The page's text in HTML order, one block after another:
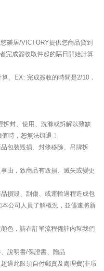
樂居/VICTORY提供您商品貨到
完成簽收取件起的隔日開始計算
。EX: 完成簽收的時間是2/10，
封、使用、洗滌或拆解以致缺
時，恕無法辦退！
包裝毀損、封條移除、吊牌拆
由，致商品有毀損、滅失或變更
損毀、刮傷、或運輸過程造成包
公司人員了解概況，並儘速將新
色，請在訂單流程備註內幫我們
說明書/保證書、贈品
過此限須自付郵資及處理費(非瑕